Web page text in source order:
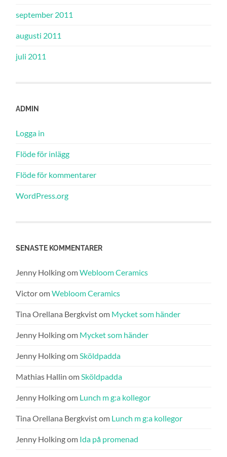
september 2011
augusti 2011
juli 2011
ADMIN
Logga in
Flöde för inlägg
Flöde för kommentarer
WordPress.org
SENASTE KOMMENTARER
Jenny HolkingomWebloom Ceramics
VictoromWebloom Ceramics
Tina Orellana Bergkvistom Mycket som händer
Jenny Holkingom Mycket som händer
Jenny Holkingom Sköldpadda
Mathias Hallin om Sköldpadda
Jenny Holkingom Lunch m g:a kollegor
Tina Orellana Bergkvistom Lunch m g:a kollegor
Jenny Holkingom Ida på promenad